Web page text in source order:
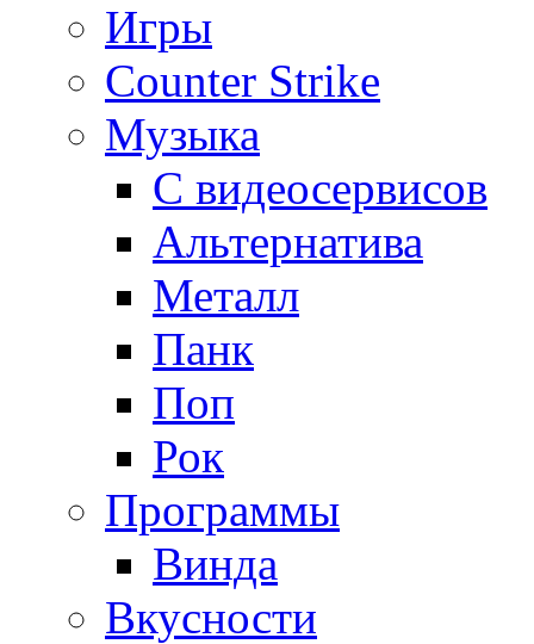
Игры
Counter Strike
Музыка
С видеосервисов
Альтернатива
Металл
Панк
Поп
Рок
Программы
Винда
Вкусности